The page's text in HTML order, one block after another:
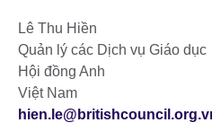
Lê Thu Hiền
Quản lý các Dịch vụ Giáo dục
Hội đồng Anh
Việt Nam